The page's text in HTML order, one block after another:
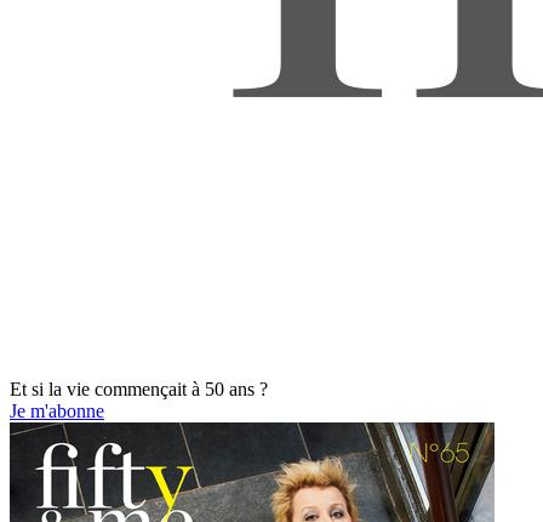
Et si la vie commençait à 50 ans ?
Je m'abonne